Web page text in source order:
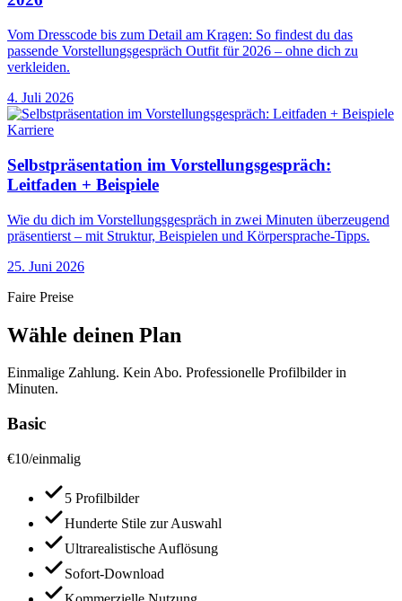
Vom Dresscode bis zum Detail am Kragen: So findest du das
passende Vorstellungsgespräch Outfit für 2026 – ohne dich zu
verkleiden.
4. Juli 2026
Karriere
Selbstpräsentation im Vorstellungsgespräch:
Leitfaden + Beispiele
Wie du dich im Vorstellungsgespräch in zwei Minuten überzeugend
präsentierst – mit Struktur, Beispielen und Körpersprache-Tipps.
25. Juni 2026
Faire Preise
Wähle deinen Plan
Einmalige Zahlung. Kein Abo. Professionelle Profilbilder in
Minuten.
Basic
€10/einmalig
5 Profilbilder
Hunderte Stile zur Auswahl
Ultrarealistische Auflösung
Sofort-Download